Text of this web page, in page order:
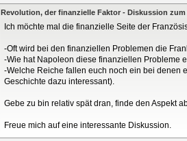
Revolution, der finanzielle Faktor - Diskussion zum
Ich möchte mal die finanzielle Seite der
-Oft wird bei den finanziellen Problemen die
-Wie hat Napoleon diese finanziellen Probleme
-Welche Reiche fallen euch noch ein bei denen
Geschichte dazu interessant).
Gebe zu bin relativ spät dran, finde den Aspekt
Freue mich auf eine interessante Diskussion.